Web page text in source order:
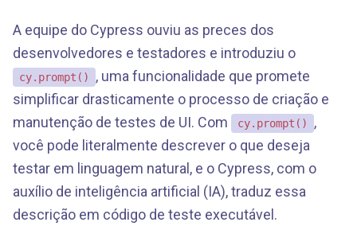
A equipe do Cypress ouviu as preces dos
desenvolvedores e testadores e introduziu o
cy.prompt()
, uma funcionalidade que promete
simplificar drasticamente o processo de criação e
manutenção de testes de UI. Com
cy.prompt()
,
você pode literalmente descrever o que deseja
testar em linguagem natural, e o Cypress, com o
auxílio de inteligência artificial (IA), traduz essa
descrição em código de teste executável.